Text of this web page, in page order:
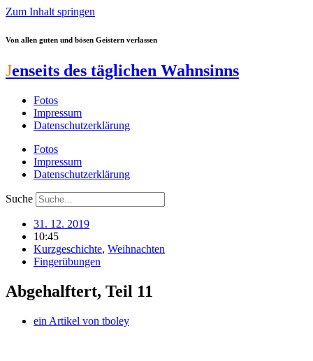
Zum Inhalt springen
Von allen guten und bösen Geistern verlassen
Jenseits des täglichen Wahnsinns
Fotos
Impressum
Datenschutzerklärung
Fotos
Impressum
Datenschutzerklärung
Suche
31. 12. 2019
10:45
Kurzgeschichte, Weihnachten
Fingerübungen
Abgehalftert, Teil 11
ein Artikel von tboley